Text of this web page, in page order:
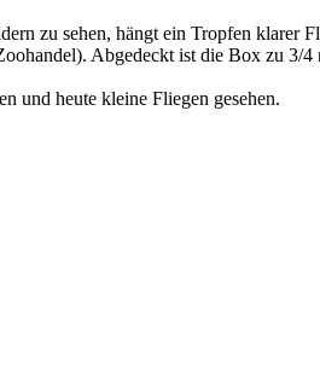
zu sehen, hängt ein Tropfen klarer
Abgedeckt ist die Box zu 3/
und heute kleine Fliegen gesehen.